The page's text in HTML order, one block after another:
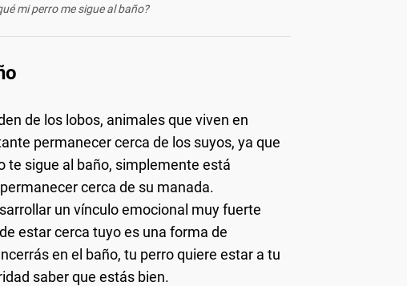
mi perro me sigue al baño?
de los lobos, animales que viven en
permanecer cerca de los suyos, ya que
te sigue al baño, simplemente está
cerca de su manada.
un vínculo emocional muy fuerte
estar cerca tuyo es una forma de
en el baño, tu perro quiere estar a tu
saber que estás bien.